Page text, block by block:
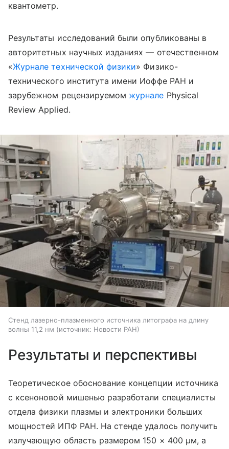
квантометр.
Результаты исследований были опубликованы в
авторитетных научных изданиях — отечественном
«Журнале технической физики» Физико-
технического института имени Иоффе РАН и
зарубежном рецензируемом журнале Physical
Review Applied.
Стенд лазерно-плазменного источника литографа на длину
волны 11,2 нм
источник: Новости РАН
Результаты и перспективы
Теоретическое обоснование концепции источника
с ксеноновой мишенью разработали специалисты
отдела физики плазмы и электроники больших
мощностей ИПФ РАН. На стенде удалось получить
излучающую область размером 150 × 400 µм, а